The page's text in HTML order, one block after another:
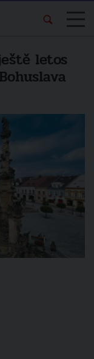
letos